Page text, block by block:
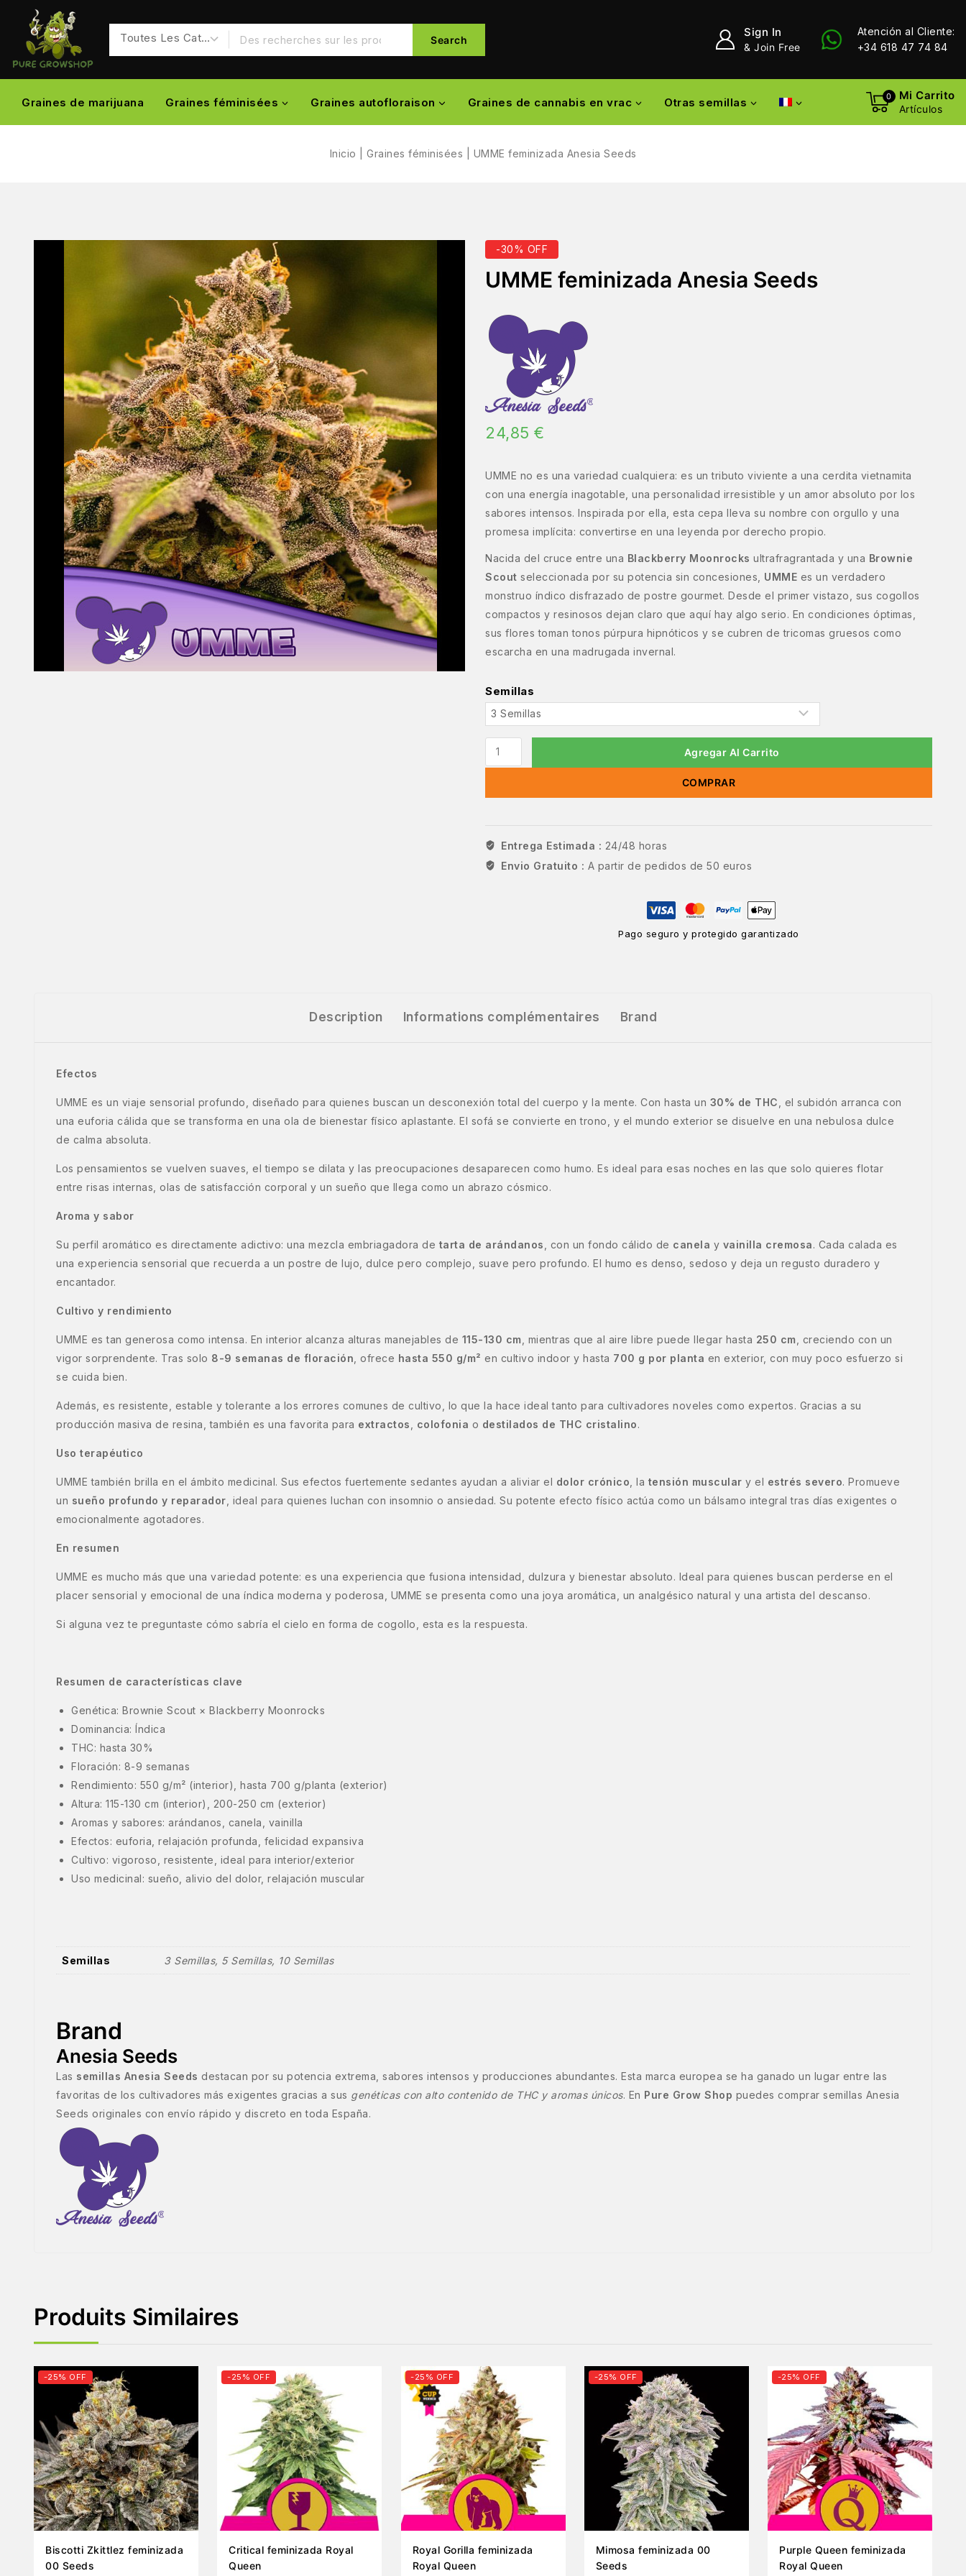
Search
Sign In
& Join Free
Atención al Cliente:
+34 618 47 74 84
Graines de marijuana Graines féminisées Graines autofloraison Graines de cannabis en vrac Otras semillas 0 Mi Carrito
Artículos
Inicio Graines féminisées UMME feminizada Anesia Seeds
-30% OFF
UMME feminizada Anesia Seeds
24,85 €
UMME no es una variedad cualquiera: es un tributo viviente a una cerdita vietnamita
con una energía inagotable, una personalidad irresistible y un amor absoluto por los
sabores intensos. Inspirada por ella, esta cepa lleva su nombre con orgullo y una
promesa implícita: convertirse en una leyenda por derecho propio.
Nacida del cruce entre una Blackberry Moonrocks ultrafragrantada y una Brownie
Scout seleccionada por su potencia sin concesiones, UMME es un verdadero
monstruo índico disfrazado de postre gourmet. Desde el primer vistazo, sus cogollos
compactos y resinosos dejan claro que aquí hay algo serio. En condiciones óptimas,
sus flores toman tonos púrpura hipnóticos y se cubren de tricomas gruesos como
escarcha en una madrugada invernal.
Semillas
Agregar Al Carrito
COMPRAR
Entrega Estimada : 24/48 horas
Envio Gratuito : A partir de pedidos de 50 euros
Pago seguro y protegido garantizado
Description Informations complémentaires Brand
Efectos
UMME es un viaje sensorial profundo, diseñado para quienes buscan un desconexión total del cuerpo y la mente. Con hasta un 30% de THC , el subidón arranca con
una euforia cálida que se transforma en una ola de bienestar físico aplastante. El sofá se convierte en trono, y el mundo exterior se disuelve en una nebulosa dulce
de calma absoluta.
Los pensamientos se vuelven suaves, el tiempo se dilata y las preocupaciones desaparecen como humo. Es ideal para esas noches en las que solo quieres flotar
entre risas internas, olas de satisfacción corporal y un sueño que llega como un abrazo cósmico.
Aroma y sabor
Su perfil aromático es directamente adictivo: una mezcla embriagadora de tarta de arándanos , con un fondo cálido de canela y vainilla cremosa. Cada calada es
una experiencia sensorial que recuerda a un postre de lujo, dulce pero complejo, suave pero profundo. El humo es denso, sedoso y deja un regusto duradero y
encantador.
Cultivo y rendimiento
UMME es tan generosa como intensa. En interior alcanza alturas manejables de 115-130 cm , mientras que al aire libre puede llegar hasta 250 cm , creciendo con un
vigor sorprendente. Tras solo 8-9 semanas de floración , ofrece hasta 550 g/m² en cultivo indoor y hasta 700 g por planta en exterior, con muy poco esfuerzo si
se cuida bien.
Además, es resistente, estable y tolerante a los errores comunes de cultivo, lo que la hace ideal tanto para cultivadores noveles como expertos. Gracias a su
producción masiva de resina, también es una favorita para extractos colofonia o destilados de THC cristalino.
Uso terapéutico
UMME también brilla en el ámbito medicinal. Sus efectos fuertemente sedantes ayudan a aliviar el dolor crónico , la tensión muscular y el estrés severo. Promueve
un sueño profundo y reparador , ideal para quienes luchan con insomnio o ansiedad. Su potente efecto físico actúa como un bálsamo integral tras días exigentes o
emocionalmente agotadores.
En resumen
UMME es mucho más que una variedad potente: es una experiencia que fusiona intensidad, dulzura y bienestar absoluto. Ideal para quienes buscan perderse en el
placer sensorial y emocional de una índica moderna y poderosa, UMME se presenta como una joya aromática, un analgésico natural y una artista del descanso.
Si alguna vez te preguntaste cómo sabría el cielo en forma de cogollo, esta es la respuesta.
Resumen de características clave
Genética: Brownie Scout × Blackberry Moonrocks
Dominancia: Índica
THC: hasta 30%
Floración: 8-9 semanas
Rendimiento: 550 g/m² (interior), hasta 700 g/planta (exterior)
Altura: 115-130 cm (interior), 200-250 cm (exterior)
Aromas y sabores: arándanos, canela, vainilla
Efectos: euforia, relajación profunda, felicidad expansiva
Cultivo: vigoroso, resistente, ideal para interior/exterior
Uso medicinal: sueño, alivio del dolor, relajación muscular
Semillas 3 Semillas, 5 Semillas, 10 Semillas
Brand
Anesia Seeds
Las semillas Anesia Seeds destacan por su potencia extrema, sabores intensos y producciones abundantes. Esta marca europea se ha ganado un lugar entre las
favoritas de los cultivadores más exigentes gracias a sus genéticas con alto contenido de THC y aromas únicos. En Pure Grow Shop puedes comprar semillas Anesia
Seeds originales con envío rápido y discreto en toda España.
Produits Similaires
-25% OFF
Biscotti Zkittlez feminizada
00 Seeds
-25% OFF
Critical feminizada Royal
Queen
-25% OFF
Royal Gorilla feminizada
Royal Queen
-25% OFF
Mimosa feminizada 00
Seeds
-25% OFF
Purple Queen feminizada
Royal Queen